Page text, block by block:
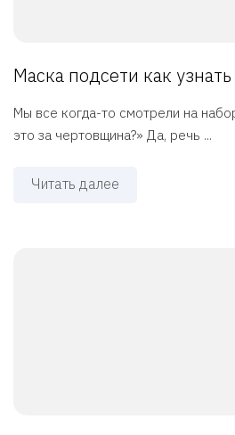
Маска подсети как
Мы все когда-то смотрели на
это за чертовщина?» Да, речь ...
Читать далее